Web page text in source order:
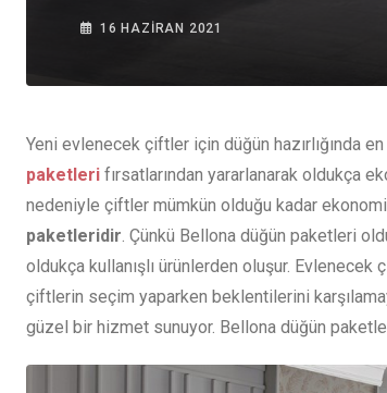
16 HAZIRAN 2021
Yeni evlenecek çiftler için düğün hazırlığında
paketleri fırsatlarından yararlanarak oldukça
nedeniyle çiftler mümkün olduğu kadar
paketleridir. Çünkü Bellona düğün paketleri
oldukça kullanışlı ürünlerden oluşur.
çiftlerin seçim yaparken beklentilerini
güzel bir hizmet sunuyor. Bellona düğün